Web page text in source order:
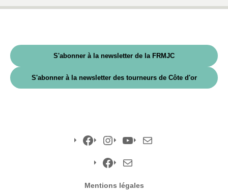
S'abonner à la newsletter de la FRMJC
S'abonner à la newsletter des tourneurs de Côte d'or
Mentions légales